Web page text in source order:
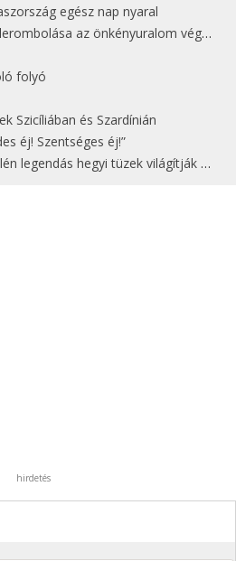
egész nap nyaral
az önkényuralom végét jelentette
folyó
Szicíliában és Szardínián
éj! Szentséges éj!”
hegyi tüzek világítják meg Zugspitzét
hirdetés